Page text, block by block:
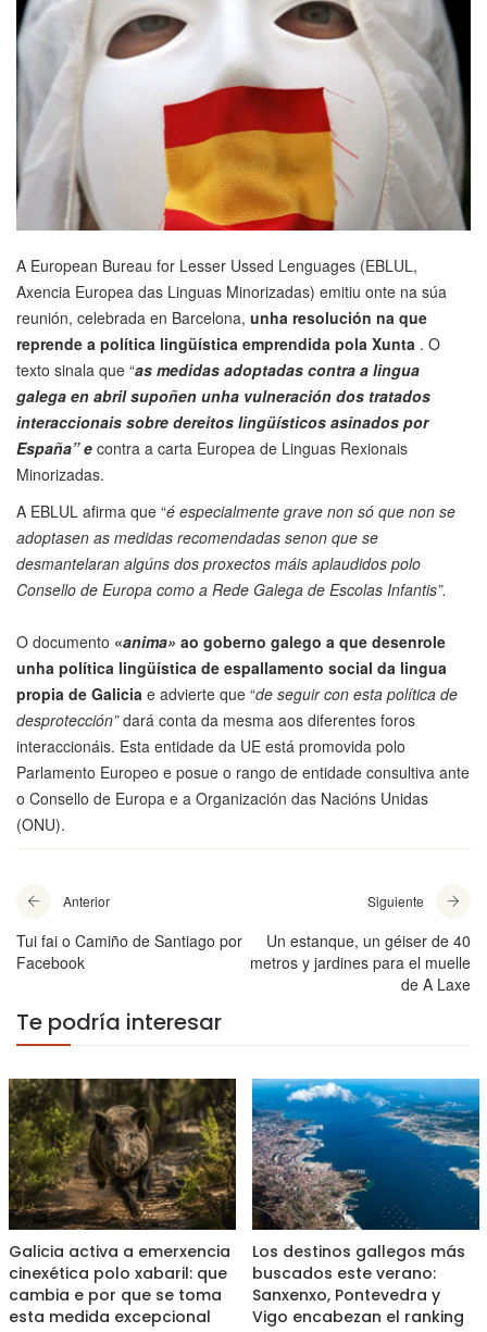
A European Bureau for Lesser Ussed Lenguages (EBLUL,
Axencia Europea das Linguas Minorizadas) emitiu onte na súa
reunión, celebrada en Barcelona, unha resolución na que
reprende a política lingüística emprendida pola Xunta . O
texto sinala que “as medidas adoptadas contra a lingua
galega en abril supoñen unha vulneración dos tratados
interaccionais sobre dereitos lingüísticos asinados por
España” e contra a carta Europea de Linguas Rexionais
Minorizadas.
A EBLUL afirma que “é especialmente grave non só que non se
adoptasen as medidas recomendadas senon que se
desmantelaran algúns dos proxectos máis aplaudidos polo
Consello de Europa como a Rede Galega de Escolas Infantis”.
O documento «anima» ao goberno galego a que desenrole
unha política lingüística de espallamento social da lingua
propia de Galicia e advierte que “de seguir con esta política de
desprotección”dará conta da mesma aos diferentes foros
interaccionáis. Esta entidade da UE está promovida polo
Parlamento Europeo e posue o rango de entidade consultiva ante
o Consello de Europa e a Organización das Nacións Unidas
(ONU).
Anterior
Tui fai o Camiño de Santiago por
Facebook
Siguiente
Un estanque, un géiser de 40
metros y jardines para el muelle
de A Laxe
Te podría interesar
Galicia activa a emerxencia
cinexética polo xabaril: que
cambia e por que se toma
esta medida excepcional
Los destinos gallegos más
buscados este verano:
Sanxenxo, Pontevedra y
Vigo encabezan el ranking